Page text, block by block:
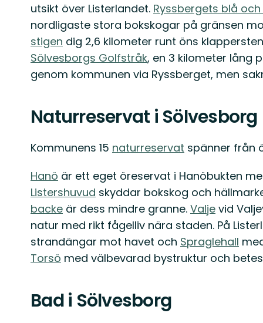
utsikt över Listerlandet. Ryssbergets blå
nordligaste stora bokskogar på gränsen
stigen dig 2,6 kilometer runt öns
Sölvesborgs Golfstråk, en 3 kilometer lång
genom kommunen via Ryssberget, men
Naturreservat i Sölvesborg
Kommunens 15 naturreservat spänner från
Hanö är ett eget öreservat i Hanöbukten
Listershuvud skyddar bokskog och
backe är dess mindre granne. Valje vid
natur med rikt fågelliv nära staden. På
strandängar mot havet och Spraglehall
Torsö med välbevarad bystruktur och
Bad i Sölvesborg